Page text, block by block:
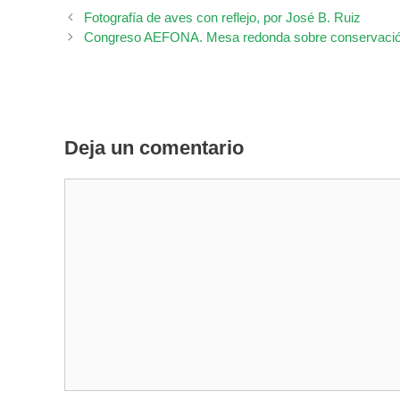
Fotografía de aves con reflejo, por José B. Ruiz
Congreso AEFONA. Mesa redonda sobre
Deja un comentario